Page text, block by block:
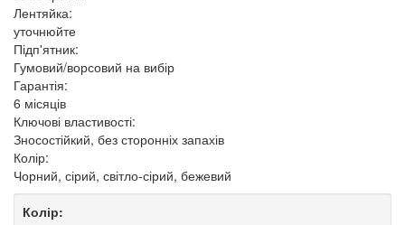
Лентяйка:
уточнюйте
Підп'ятник:
Гумовий/ворсовий на вибір
Гарантія:
6 місяців
Ключові властивості:
Зносостійкий, без сторонніх запахів
Колір:
Чорний, сірий, світло-сірий, бежевий
Колір: